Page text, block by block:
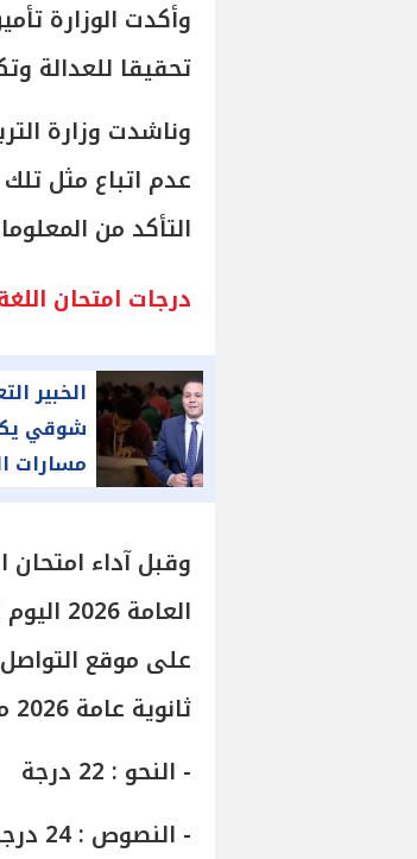
تحقيقا للعدالة
وناشدت وزارة
عدم اتباع مثل
التأكد من
درجات امتحان
الخبير
شوقي
مسارات
الثانوية
على موقع
ثانوية عامة 2026 مؤكدة ما يلي :
- النحو : 22 درجة
- النصوص : 24 درجة ( 12 شعر + 12 نثر )